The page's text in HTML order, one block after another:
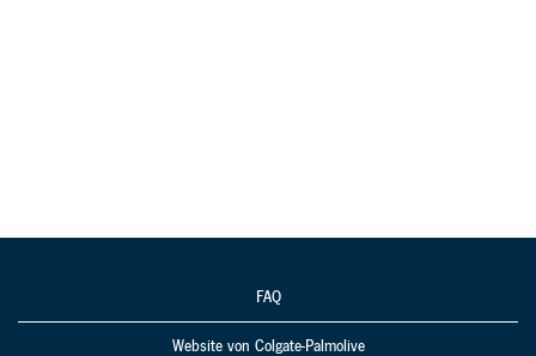
FAQ
Website von Colgate-Palmolive